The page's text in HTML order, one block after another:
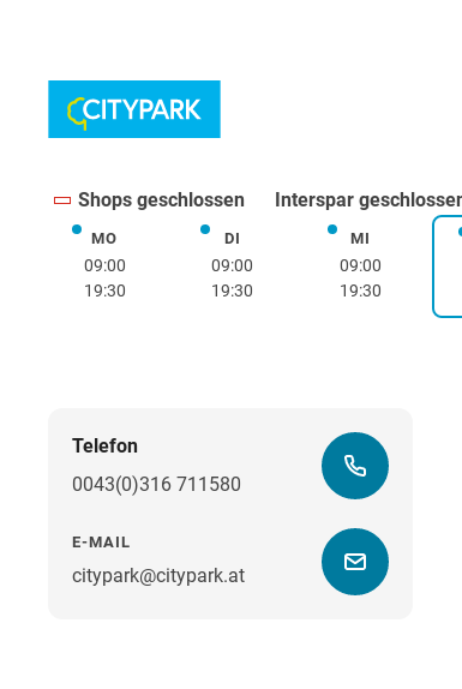
Shops geschlossen Interspar
MOMontag
09:00
19:30
DIDienstag
09:00
19:30
MIMittwoch
09:00
19:30
Telefon
0043(0)316 711580
E-MAIL
citypark@citypark.at